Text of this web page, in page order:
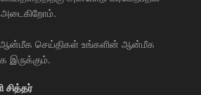
அடைகிறோம்.
ஆன்மீக செய்திகள் உங்களின் ஆன்மீக
இருக்கும்.
சித்தர்